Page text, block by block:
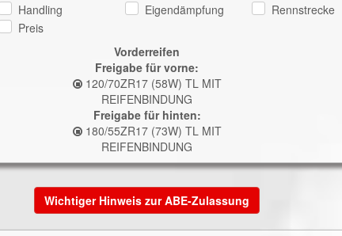
Handling
Eigendämpfung Rennstrecke
Preis
Vorderreifen
Freigabe für vorne:
120/70ZR17 (58W) TL MIT
REIFENBINDUNG
Freigabe für hinten:
180/55ZR17 (73W) TL MIT
REIFENBINDUNG
Wichtiger Hinweis zur ABE-Zulassung